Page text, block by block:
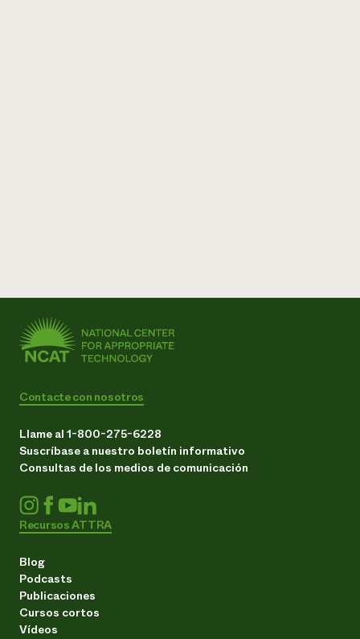
Contacte con nosotros
Llame al 1-800-275-6228
Suscríbase a nuestro boletín informativo
Consultas de los medios de comunicación
Recursos ATTRA
Blog
Podcasts
Publicaciones
Cursos cortos
Vídeos